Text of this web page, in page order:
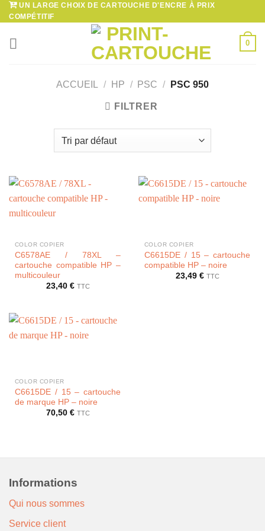
Passer
au
contenu
UN LARGE CHOIX DE CARTOUCHE D'ENCRE À PRIX
COMPÉTITIF
0
ACCUEIL / HP / PSC / PSC 950
FILTRER
COLOR COPIER
C6578AE / 78XL –
cartouche compatible HP –
multicouleur
23,40 € TTC
COLOR COPIER
C6615DE / 15 – cartouche
compatible HP – noire
23,49 € TTC
COLOR COPIER
C6615DE / 15 – cartouche
de marque HP – noire
70,50 € TTC
Informations
Qui nous sommes
Service client